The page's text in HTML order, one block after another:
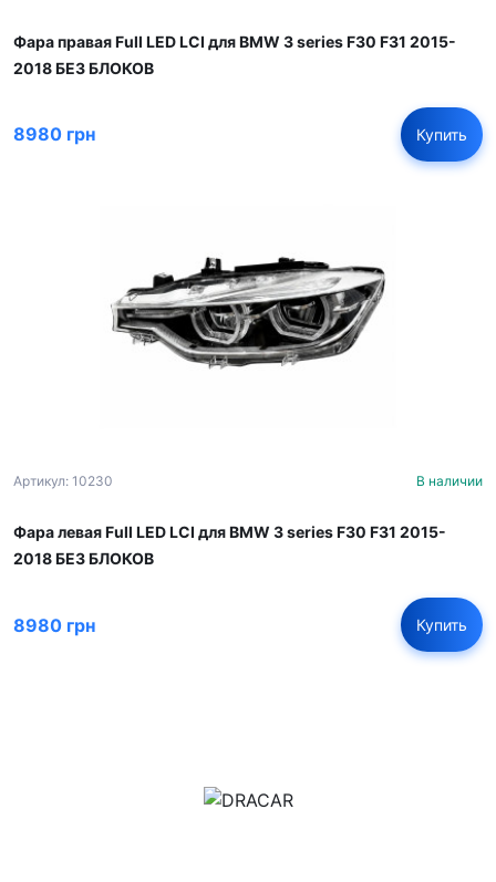
Фара правая Full LED LCI для BMW 3 series F30 F31 2015-
2018 БЕЗ БЛОКОВ
8980 грн Купить
Артикул: 10230 В наличии
Фара левая Full LED LCI для BMW 3 series F30 F31 2015-
2018 БЕЗ БЛОКОВ
8980 грн Купить